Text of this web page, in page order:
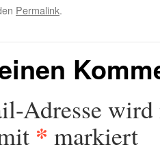
Permalink.
Adresse
* markiert